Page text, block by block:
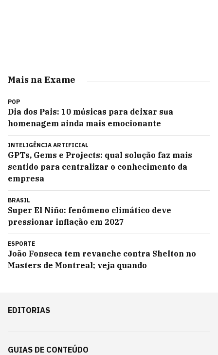
Mais na Exame
POP
Dia dos Pais: 10 músicas para deixar sua
homenagem ainda mais emocionante
INTELIGÊNCIA ARTIFICIAL
GPTs, Gems e Projects: qual solução faz mais
sentido para centralizar o conhecimento da
empresa
BRASIL
Super El Niño: fenômeno climático deve
pressionar inflação em 2027
ESPORTE
João Fonseca tem revanche contra Shelton no
Masters de Montreal; veja quando
EDITORIAS
GUIAS DE CONTEÚDO